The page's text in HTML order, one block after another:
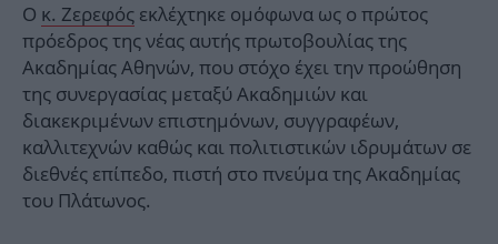
Ο κ. Ζερεφός εκλέχτηκε ομόφωνα ως ο πρώτος
πρόεδρος της νέας αυτής πρωτοβουλίας της
Ακαδημίας Αθηνών, που στόχο έχει την προώθηση
της συνεργασίας μεταξύ Ακαδημιών και
διακεκριμένων επιστημόνων, συγγραφέων,
καλλιτεχνών καθώς και πολιτιστικών ιδρυμάτων σε
διεθνές επίπεδο, πιστή στο πνεύμα της Ακαδημίας
του Πλάτωνος.